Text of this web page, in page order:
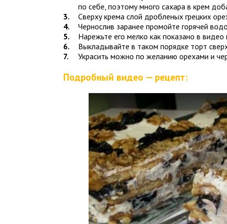
по себе, поэтому много сахара в крем
Сверху крема слой дробленых грецких
Чернослив заранее промойте горячей
Нарежьте его мелко как показано в
Выкладывайте в таком порядке торт
Украсить можно по желанию орехами и
Подробный видео — рецепт: